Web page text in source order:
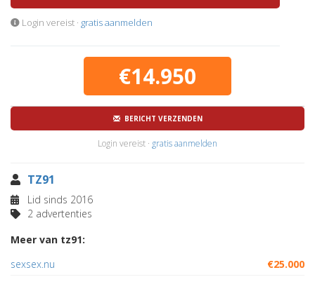
Login vereist · gratis aanmelden
€14.950
BERICHT VERZENDEN
Login vereist · gratis aanmelden
TZ91
Lid sinds 2016
2 advertenties
Meer van tz91:
sexsex.nu
€25.000